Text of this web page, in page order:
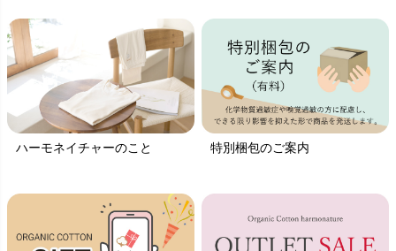
ハーモネイチャーのこと 特別梱包のご案内